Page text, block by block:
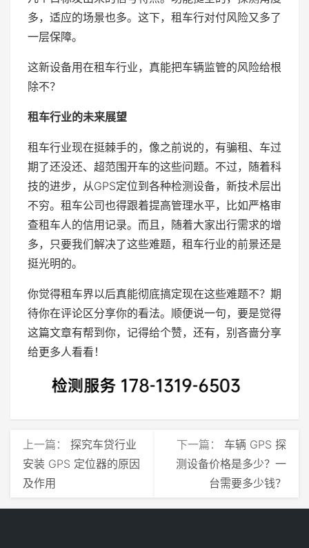
多，适应的场景也多。这下，租车行对付风险又多了
一层保障。
这新设备用在租车行业，真能把车辆监管的风险给根
除不？
租车行业的未来展望
租车行业现在挺棘手的，像之前说的，有骗租、车过
期了还没还、超范围开车的这些问题。不过，随着科
技的进步，从GPS定位到各种检测设备，新技术层出
不穷。租车公司也得跟着提高管理水平，比如严格审
查租车人的信用记录。而且，随着大家出行需求的增
多，只要我们解决了这些难题，租车行业的前景还是
挺光明的。
你觉得租车界以后真能彻底搞定现在这些难题不？期
待你在评论区分享你的看法。顺便说一句，要是觉得
这篇文章有帮到你，记得给个赞，还有，别吝啬分享
给更多人看看！
上一篇： 探究车贷行业
安装 GPS 定位器的原因
及作用
下一篇： 车辆 GPS 探
测设备价格是多少？一
台需要多少钱？